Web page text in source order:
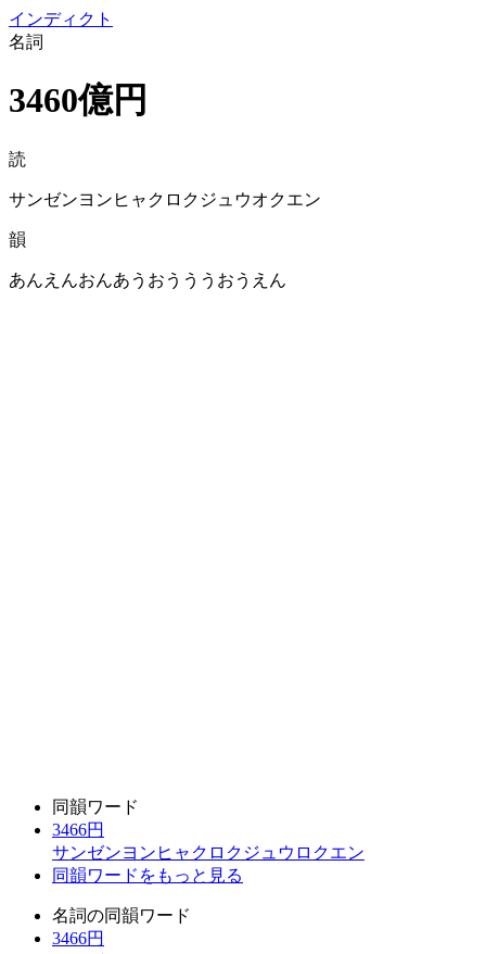
インディクト
名詞
3460億円
読
サンゼンヨンヒャクロクジュウオクエン
韻
あんえんおんあうおうううおうえん
同韻ワード
3466円
サンゼンヨンヒャクロクジュウロクエン
同韻ワードをもっと見る
名詞の同韻ワード
3466円